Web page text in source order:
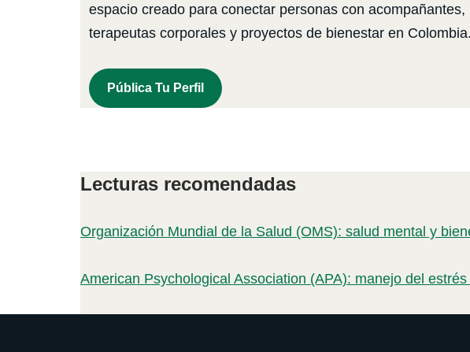
espacio creado para conectar personas con acompañantes,
terapeutas corporales y proyectos de bienestar en Colombia.
Pública Tu Perfil
Lecturas recomendadas
Organización Mundial de la Salud (OMS): salud mental y
American Psychological Association (APA): manejo del